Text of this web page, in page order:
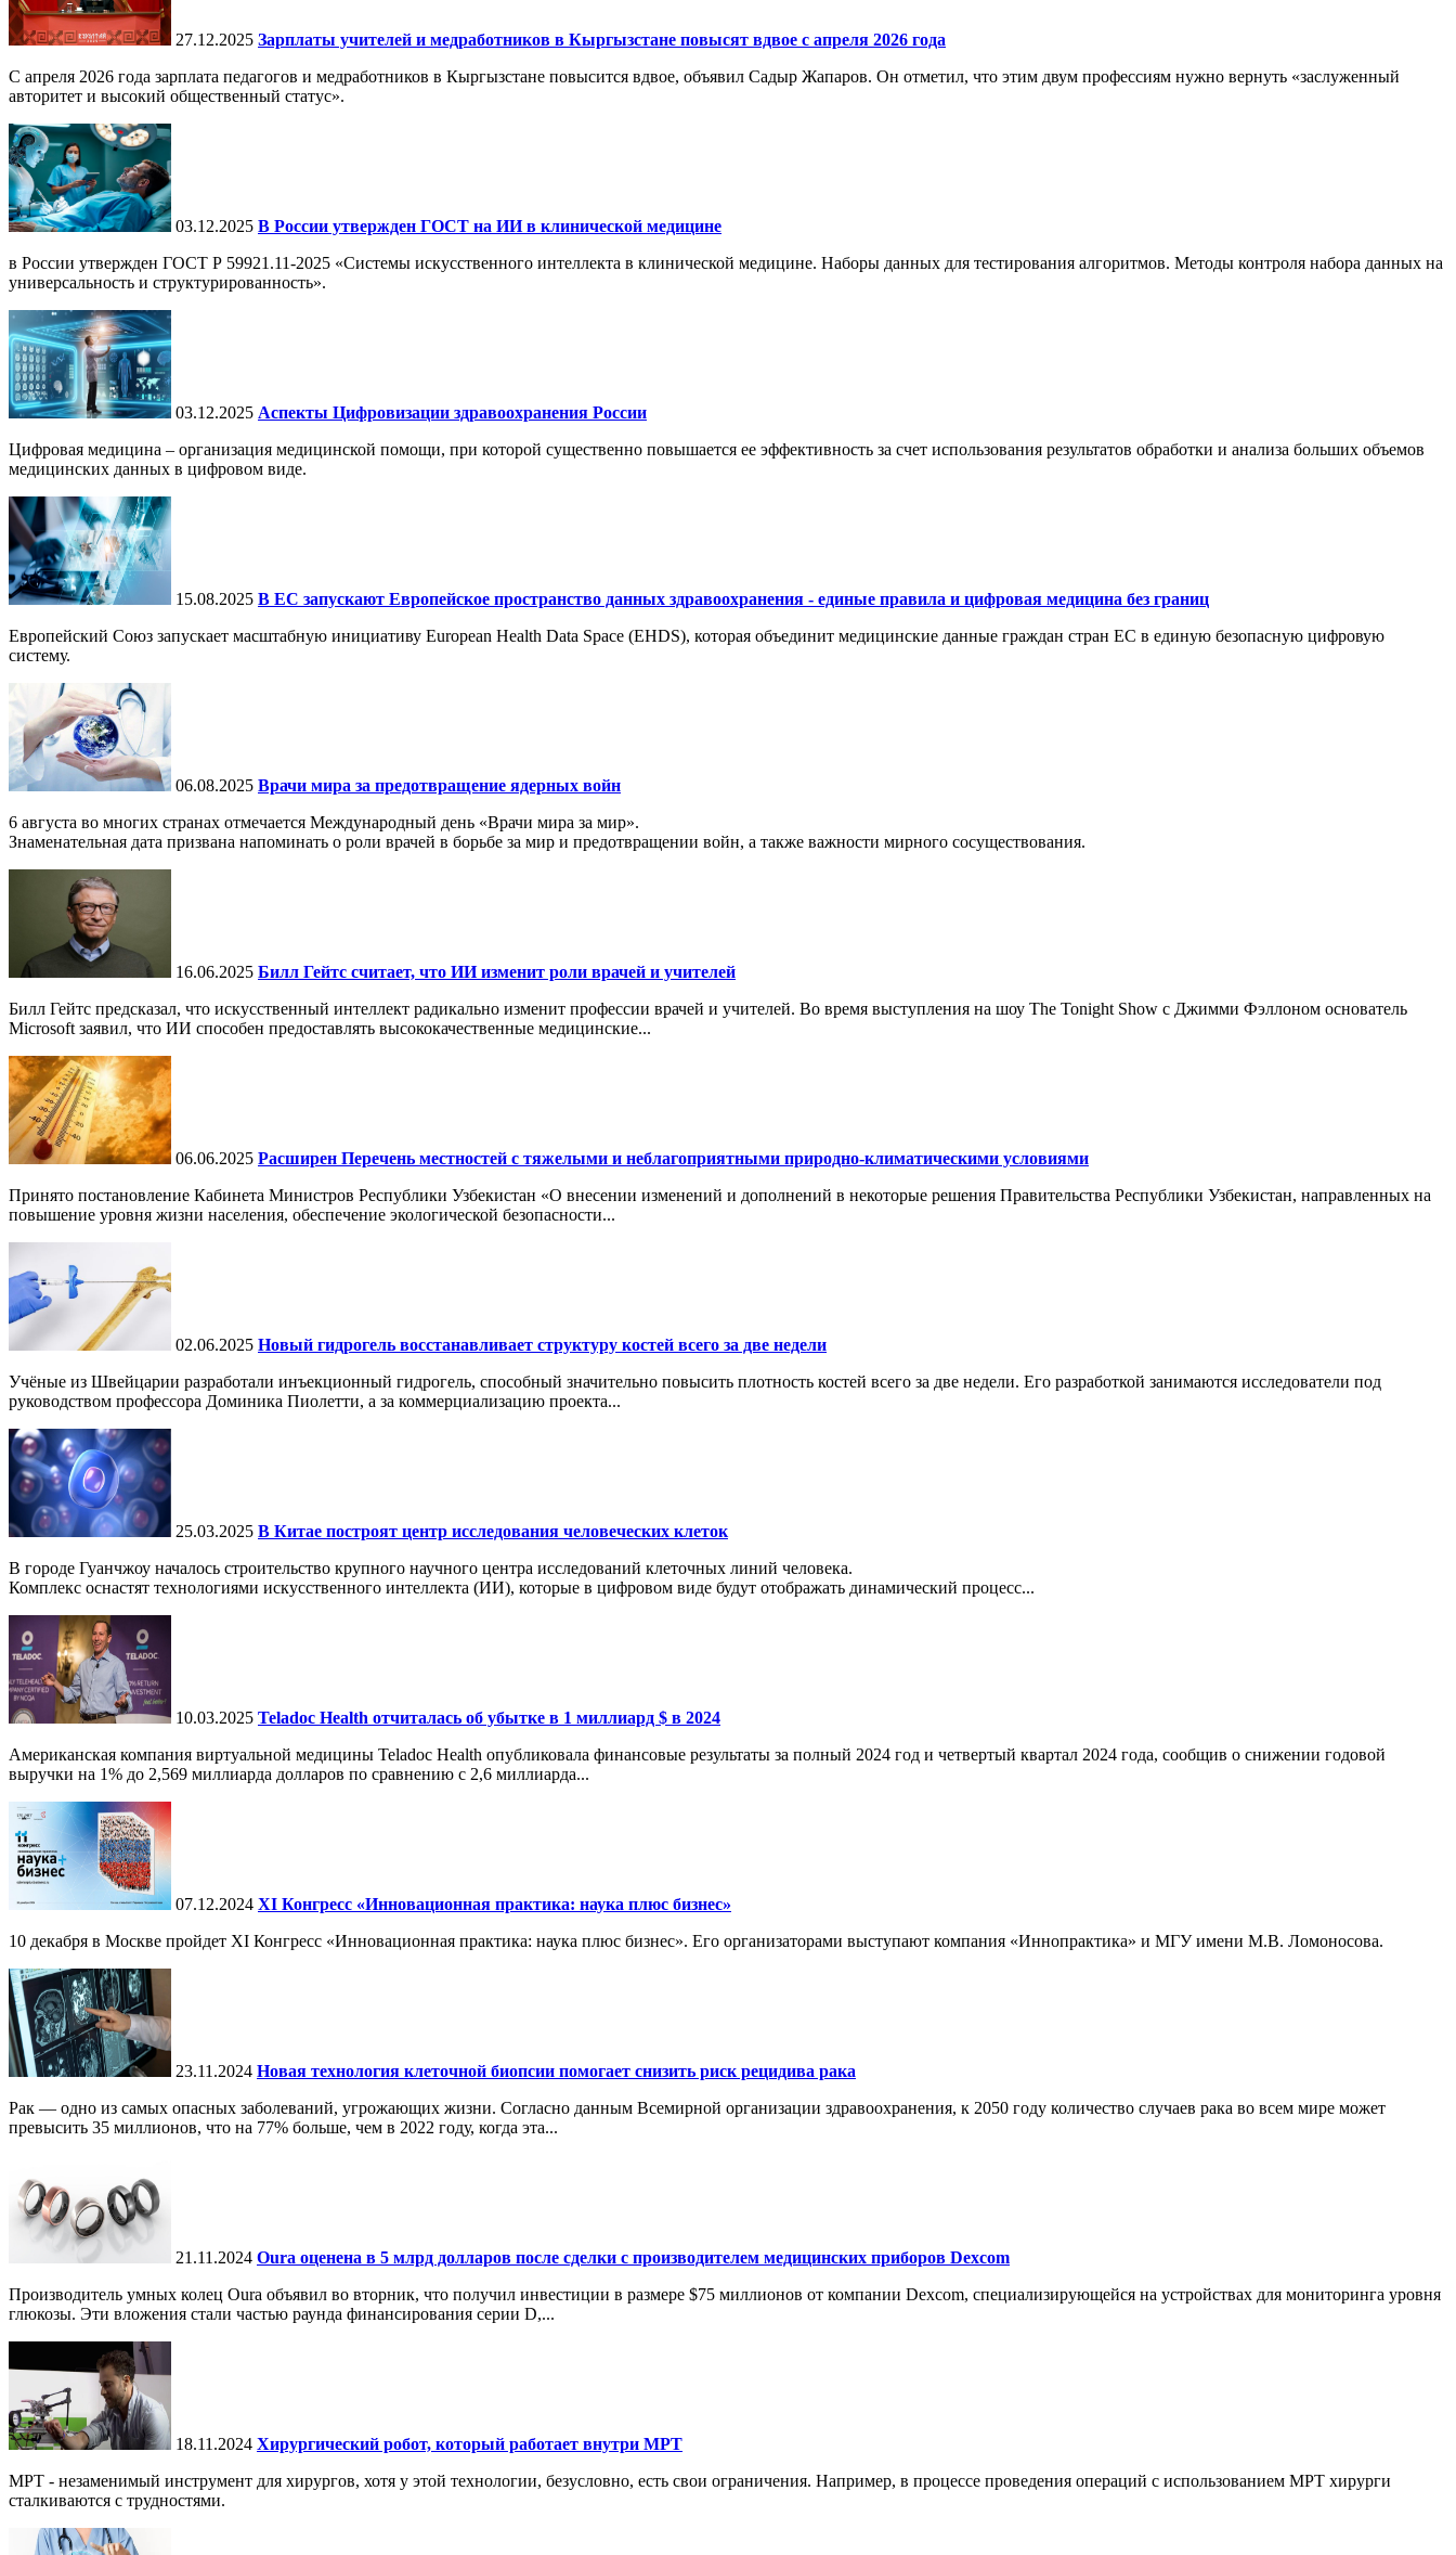
27.12.2025 Зарплаты учителей и медработников в Кыргызстане повысят вдвое с апреля 2026 года
С апреля 2026 года зарплата педагогов и медработников в Кыргызстане повысится вдвое, объявил Садыр Жапаров. Он отметил, что этим двум профессиям нужно вернуть «заслуженный
авторитет и высокий общественный статус».
03.12.2025 В России утвержден ГОСТ на ИИ в клинической медицине
в России утвержден ГОСТ Р 59921.11-2025 «Системы искусственного интеллекта в клинической медицине. Наборы данных для тестирования алгоритмов. Методы контроля набора данных на
универсальность и структурированность».
03.12.2025 Аспекты Цифровизации здравоохранения России
Цифровая медицина – организация медицинской помощи, при которой существенно повышается ее эффективность за счет использования результатов обработки и анализа больших объемов
медицинских данных в цифровом виде.
15.08.2025 В ЕС запускают Европейское пространство данных здравоохранения - единые правила и цифровая медицина без границ
Европейский Союз запускает масштабную инициативу European Health Data Space (EHDS), которая объединит медицинские данные граждан стран ЕС в единую безопасную цифровую
систему.
06.08.2025 Врачи мира за предотвращение ядерных войн
6 августа во многих странах отмечается Международный день «Врачи мира за мир».
Знаменательная дата призвана напоминать о роли врачей в борьбе за мир и предотвращении войн, а также важности мирного сосуществования.
16.06.2025 Билл Гейтс считает, что ИИ изменит роли врачей и учителей
Билл Гейтс предсказал, что искусственный интеллект радикально изменит профессии врачей и учителей. Во время выступления на шоу The Tonight Show с Джимми Фэллоном основатель
Microsoft заявил, что ИИ способен предоставлять высококачественные медицинские...
06.06.2025 Расширен Перечень местностей с тяжелыми и неблагоприятными природно-климатическими условиями
Принято постановление Кабинета Министров Республики Узбекистан «О внесении изменений и дополнений в некоторые решения Правительства Республики Узбекистан, направленных на
повышение уровня жизни населения, обеспечение экологической безопасности...
02.06.2025 Новый гидрогель восстанавливает структуру костей всего за две недели
Учёные из Швейцарии разработали инъекционный гидрогель, способный значительно повысить плотность костей всего за две недели. Его разработкой занимаются исследователи под
руководством профессора Доминика Пиолетти, а за коммерциализацию проекта...
25.03.2025 В Китае построят центр исследования человеческих клеток
В городе Гуанчжоу началось строительство крупного научного центра исследований клеточных линий человека.
Комплекс оснастят технологиями искусственного интеллекта (ИИ), которые в цифровом виде будут отображать динамический процесс...
10.03.2025 Teladoc Health отчиталась об убытке в 1 миллиард $ в 2024
Американская компания виртуальной медицины Teladoc Health опубликовала финансовые результаты за полный 2024 год и четвертый квартал 2024 года, сообщив о снижении годовой
выручки на 1% до 2,569 миллиарда долларов по сравнению с 2,6 миллиарда...
07.12.2024 ХI Конгресс «Инновационная практика: наука плюс бизнес»
10 декабря в Москве пройдет XI Конгресс «Инновационная практика: наука плюс бизнес». Его организаторами выступают компания «Иннопрактика» и МГУ имени М.В. Ломоносова.
23.11.2024 Новая технология клеточной биопсии помогает снизить риск рецидива рака
Рак — одно из самых опасных заболеваний, угрожающих жизни. Согласно данным Всемирной организации здравоохранения, к 2050 году количество случаев рака во всем мире может
превысить 35 миллионов, что на 77% больше, чем в 2022 году, когда эта...
21.11.2024 Oura оценена в 5 млрд долларов после сделки с производителем медицинских приборов Dexcom
Производитель умных колец Oura объявил во вторник, что получил инвестиции в размере $75 миллионов от компании Dexcom, специализирующейся на устройствах для мониторинга уровня
глюкозы. Эти вложения стали частью раунда финансирования серии D,...
18.11.2024 Хирургический робот, который работает внутри МРТ
МРТ - незаменимый инструмент для хирургов, хотя у этой технологии, безусловно, есть свои ограничения. Например, в процессе проведения операций с использованием МРТ хирурги
сталкиваются с трудностями.